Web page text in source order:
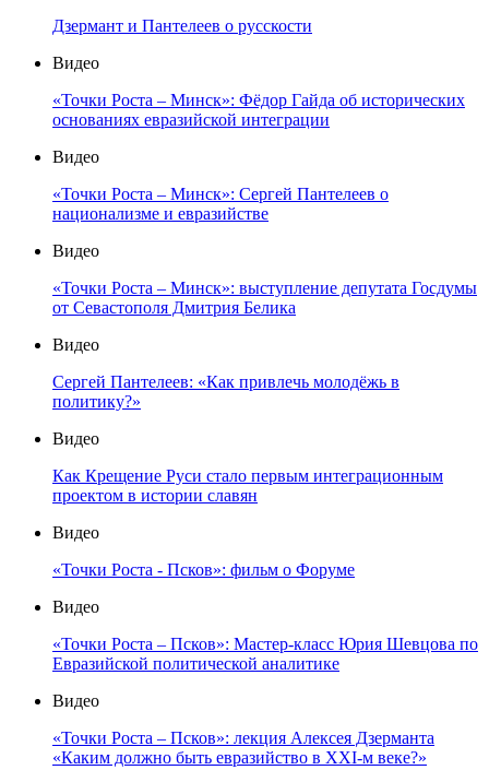
Дзермант и Пантелеев о русскости
Видео
«Точки Роста – Минск»: Фёдор Гайда об исторических
основаниях евразийской интеграции
Видео
«Точки Роста – Минск»: Сергей Пантелеев о
национализме и евразийстве
Видео
«Точки Роста – Минск»: выступление депутата Госдумы
от Севастополя Дмитрия Белика
Видео
Сергей Пантелеев: «Как привлечь молодёжь в
политику?»
Видео
Как Крещение Руси стало первым интеграционным
проектом в истории славян
Видео
«Точки Роста - Псков»: фильм о Форуме
Видео
«Точки Роста – Псков»: Мастер-класс Юрия Шевцова по
Евразийской политической аналитике
Видео
«Точки Роста – Псков»: лекция Алексея Дзерманта
«Каким должно быть евразийство в XXI-м веке?»